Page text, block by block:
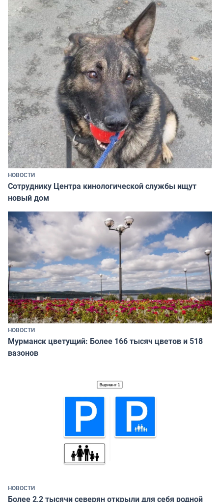
НОВОСТИ
Сотруднику Центра кинологической службы ищут
новый дом
НОВОСТИ
Мурманск цветущий: Более 166 тысяч цветов и 518
вазонов
НОВОСТИ
Более 2,2 тысячи северян открыли для себя родной